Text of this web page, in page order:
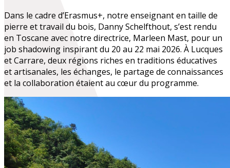
Dans le cadre d’Erasmus+, notre enseignant en taille de
pierre et travail du bois, Danny Schelfthout, s’est rendu
en Toscane avec notre directrice, Marleen Mast, pour un
job shadowing inspirant du 20 au 22 mai 2026. À Lucques
et Carrare, deux régions riches en traditions éducatives
et artisanales, les échanges, le partage de connaissances
et la collaboration étaient au cœur du programme.